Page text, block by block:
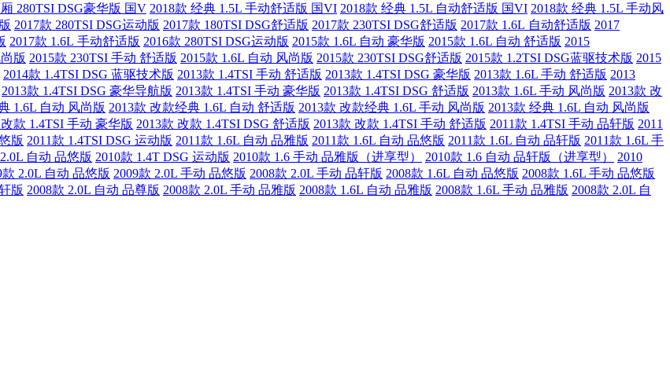
280TSI DSG豪华版 国V 2018款 经典 1.5L 手动舒适版 国VI 2018款 经典 1.5L 自动舒适版 国VI 2018款 经典 1.5L 手动风
2017款 280TSI DSG运动版 2017款 180TSI DSG舒适版 2017款 230TSI DSG舒适版 2017款 1.6L 自动舒适版 2017
2017款 1.6L 手动舒适版 2016款 280TSI DSG运动版 2015款 1.6L 自动 豪华版 2015款 1.6L 自动 舒适版 2015
版 2015款 230TSI 手动 舒适版 2015款 1.6L 自动 风尚版 2015款 230TSI DSG舒适版 2015款 1.2TSI DSG蓝驱技术版 2015
2014款 1.4TSI DSG 蓝驱技术版 2013款 1.4TSI 手动 舒适版 2013款 1.4TSI DSG 豪华版 2013款 1.6L 手动 舒适版 2013
2013款 1.4TSI DSG 豪华导航版 2013款 1.4TSI 手动 豪华版 2013款 1.4TSI DSG 舒适版 2013款 1.6L 手动 风尚版 2013款 改
1.6L 自动 风尚版 2013款 改款经典 1.6L 自动 舒适版 2013款 改款经典 1.6L 手动 风尚版 2013款 经典 1.6L 自动 风尚版
款 1.4TSI 手动 豪华版 2013款 改款 1.4TSI DSG 舒适版 2013款 改款 1.4TSI 手动 舒适版 2011款 1.4TSI 手动 品轩版 2011
版 2011款 1.4TSI DSG 运动版 2011款 1.6L 自动 品雅版 2011款 1.6L 自动 品悠版 2011款 1.6L 自动 品轩版 2011款 1.6L 手
自动 品悠版 2010款 1.4T DSG 运动版 2010款 1.6 手动 品雅版（进享型） 2010款 1.6 自动 品轩版（进享型）
2010
款 2.0L 自动 品悠版 2009款 2.0L 手动 品悠版 2008款 2.0L 手动 品轩版 2008款 1.6L 自动 品悠版 2008款 1.6L 手动 品悠版
版 2008款 2.0L 自动 品尊版 2008款 2.0L 手动 品雅版 2008款 1.6L 自动 品雅版 2008款 1.6L 手动 品雅版 2008款 2.0L 自